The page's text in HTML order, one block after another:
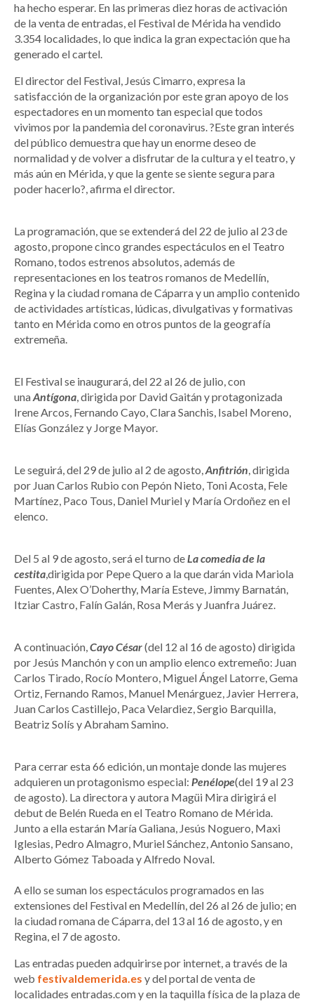
ha hecho esperar. En las primeras diez horas de activación
de la venta de entradas, el Festival de Mérida ha vendido
3.354 localidades, lo que indica la gran expectación que ha
generado el cartel.
El director del Festival, Jesús Cimarro, expresa la
satisfacción de la organización por este gran apoyo de los
espectadores en un momento tan especial que todos
vivimos por la pandemia del coronavirus. ?Este gran interés
del público demuestra que hay un enorme deseo de
normalidad y de volver a disfrutar de la cultura y el teatro, y
más aún en Mérida, y que la gente se siente segura para
poder hacerlo?, afirma el director.
La programación, que se extenderá del 22 de julio al 23 de
agosto, propone cinco grandes espectáculos en el Teatro
Romano, todos estrenos absolutos, además de
representaciones en los teatros romanos de Medellín,
Regina y la ciudad romana de Cáparra y un amplio contenido
de actividades artísticas, lúdicas, divulgativas y formativas
tanto en Mérida como en otros puntos de la geografía
extremeña.
El Festival se inaugurará, del 22 al 26 de julio, con
unaAntígona, dirigida por David Gaitán y protagonizada
Irene Arcos, Fernando Cayo, Clara Sanchis, Isabel Moreno,
Elías González y Jorge Mayor.
Le seguirá, del 29 de julio al 2 de agosto,Anfitrión, dirigida
por Juan Carlos Rubio con Pepón Nieto, Toni Acosta, Fele
Martínez, Paco Tous, Daniel Muriel y María Ordoñez en el
elenco.
Del 5 al 9 de agosto, será el turno deLa comedia de la
cestita,dirigida por Pepe Quero a la que darán vida Mariola
Fuentes, Alex O’Doherthy, María Esteve, Jimmy Barnatán,
Itziar Castro, Falín Galán, Rosa Merás y Juanfra Juárez.
A continuación,Cayo César(del 12 al 16 de agosto) dirigida
por Jesús Manchón y con un amplio elenco extremeño: Juan
Carlos Tirado, Rocío Montero, Miguel Ángel Latorre, Gema
Ortiz, Fernando Ramos, Manuel Menárguez, Javier Herrera,
Juan Carlos Castillejo, Paca Velardiez, Sergio Barquilla,
Beatriz Solís y Abraham Samino.
Para cerrar esta 66 edición, un montaje donde las mujeres
adquieren un protagonismo especial: Penélope(del 19 al 23
de agosto). La directora y autora Magüi Mira dirigirá el
debut de Belén Rueda en el Teatro Romano de Mérida.
Junto a ella estarán María Galiana, Jesús Noguero, Maxi
Iglesias, Pedro Almagro, Muriel Sánchez, Antonio Sansano,
Alberto Gómez Taboada y Alfredo Noval.
A ello se suman los espectáculos programados en las
extensiones del Festival en Medellín, del 26 al 26 de julio; en
la ciudad romana de Cáparra, del 13 al 16 de agosto, y en
Regina, el 7 de agosto.
Las entradas pueden adquirirse por internet, a través de la
web festivaldemerida.es y del portal de venta de
localidades entradas.com y en la taquilla física de la plaza de